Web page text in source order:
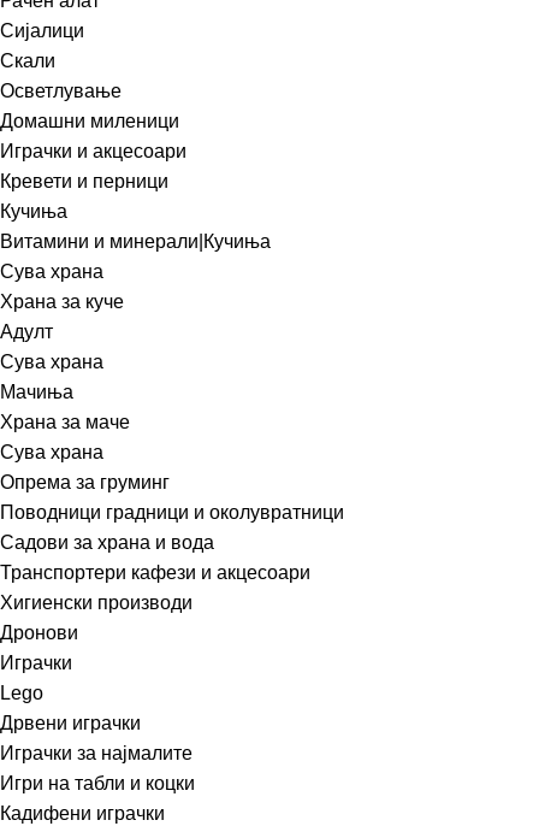
Сијалици
Скали
Осветлување
Домашни миленици
Играчки и акцесоари
Кревети и перници
Кучиња
Витамини и минерали|Кучиња
Сува храна
Храна за куче
Адулт
Сува храна
Мачиња
Храна за маче
Сува храна
Опрема за груминг
Поводници градници и околувратници
Садови за храна и вода
Транспортери кафези и акцесоари
Хигиенски производи
Дронови
Играчки
Lego
Дрвени играчки
Играчки за најмалите
Игри на табли и коцки
Кадифени играчки